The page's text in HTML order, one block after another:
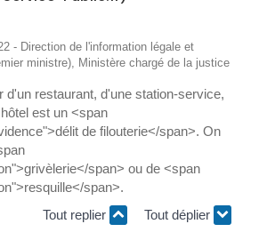
- Direction de l'information légale et
ministre), Ministère chargé de la justice
d'un restaurant, d'une station-service,
est un <span
de filouterie</span>. On
span> ou de <span
span>.
Tout replier
Tout déplier